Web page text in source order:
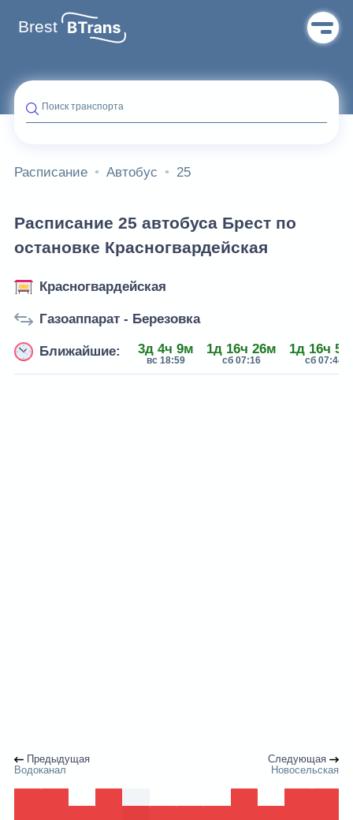
Brest
Поиск транспорта
Расписание Автобус 25
Расписание 25 автобуса Брест по
остановке Красногвардейская
Красногвардейская
Газоаппарат - Березовка
Ближайшие: 3д 4ч 9м
вс 18:59
1д 16ч 26м
сб 07:16
1д 16ч
сб 07:44
Предыдущая
Водоканал
Следующая
Новосельская